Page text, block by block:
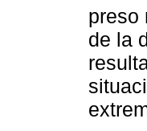
preso
de la